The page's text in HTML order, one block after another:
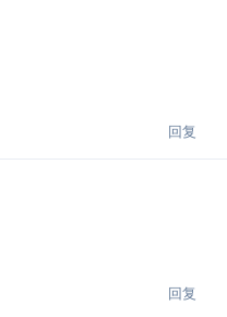
回复
回复